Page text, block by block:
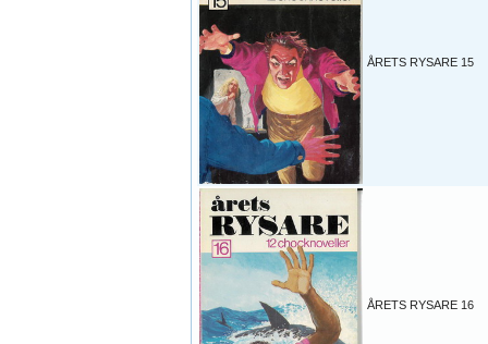
ÅRETS RYSARE 15
ÅRETS RYSARE 16